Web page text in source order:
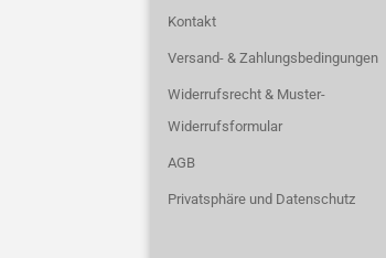
Kontakt
Versand- & Zahlungsbedingungen
Widerrufsrecht & Muster-
Widerrufsformular
AGB
Privatsphäre und Datenschutz